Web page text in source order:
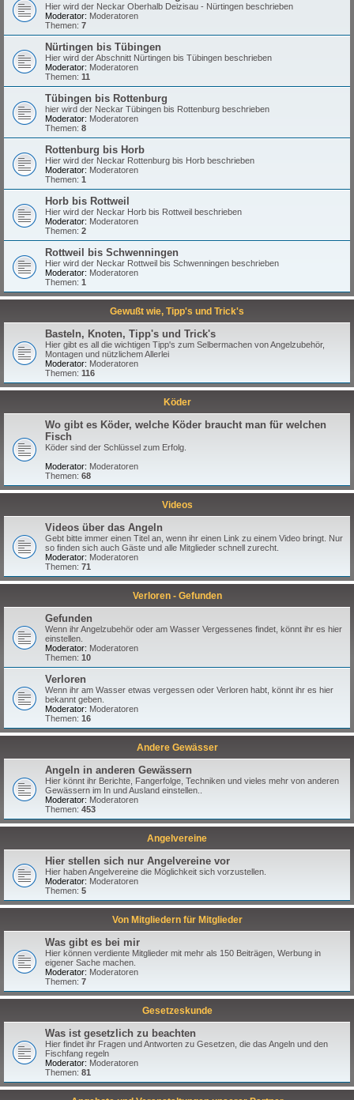
Hier wird der Neckar Oberhalb Deizisau - Nürtingen beschrieben
Moderator: Moderatoren
Themen: 7
Nürtingen bis Tübingen
Hier wird der Abschnitt Nürtingen bis Tübingen beschrieben
Moderator: Moderatoren
Themen: 11
Tübingen bis Rottenburg
hier wird der Neckar Tübingen bis Rottenburg beschrieben
Moderator: Moderatoren
Themen: 8
Rottenburg bis Horb
Hier wird der Neckar Rottenburg bis Horb beschrieben
Moderator: Moderatoren
Themen: 1
Horb bis Rottweil
Hier wird der Neckar Horb bis Rottweil beschrieben
Moderator: Moderatoren
Themen: 2
Rottweil bis Schwenningen
Hier wird der Neckar Rottweil bis Schwenningen beschrieben
Moderator: Moderatoren
Themen: 1
Gewußt wie, Tipp's und Trick's
Basteln, Knoten, Tipp's und Trick's
Hier gibt es all die wichtigen Tipp's zum Selbermachen von Angelzubehör,
Montagen und nützlichem Allerlei
Moderator: Moderatoren
Themen: 116
Köder
Wo gibt es Köder, welche Köder braucht man für welchen
Fisch
Köder sind der Schlüssel zum Erfolg.
Moderator: Moderatoren
Themen: 68
Videos
Videos über das Angeln
Gebt bitte immer einen Titel an, wenn ihr einen Link zu einem Video bringt. Nur
so finden sich auch Gäste und alle Mitglieder schnell zurecht.
Moderator: Moderatoren
Themen: 71
Verloren - Gefunden
Gefunden
Wenn ihr Angelzubehör oder am Wasser Vergessenes findet, könnt ihr es hier
einstellen.
Moderator: Moderatoren
Themen: 10
Verloren
Wenn ihr am Wasser etwas vergessen oder Verloren habt, könnt ihr es hier
bekannt geben.
Moderator: Moderatoren
Themen: 16
Andere Gewässer
Angeln in anderen Gewässern
Hier könnt ihr Berichte, Fangerfolge, Techniken und vieles mehr von anderen
Gewässern im In und Ausland einstellen..
Moderator: Moderatoren
Themen: 453
Angelvereine
Hier stellen sich nur Angelvereine vor
Hier haben Angelvereine die Möglichkeit sich vorzustellen.
Moderator: Moderatoren
Themen: 5
Von Mitgliedern für Mitglieder
Was gibt es bei mir
Hier können verdiente Mitglieder mit mehr als 150 Beiträgen, Werbung in
eigener Sache machen.
Moderator: Moderatoren
Themen: 7
Gesetzeskunde
Was ist gesetzlich zu beachten
Hier findet ihr Fragen und Antworten zu Gesetzen, die das Angeln und den
Fischfang regeln
Moderator: Moderatoren
Themen: 81